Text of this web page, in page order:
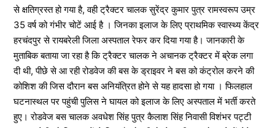
से क्षतिग्रस्त हो गया है, वही ट्रैक्टर चालक सुरेंद्र कुमार पुत्र रामस्वरूप उम्र
35 वर्ष को गंभीर चोटें आई है । जिनका इलाज के लिए प्राथमिक स्वास्थ्य केंद्र
हरचंदपुर से रायबरेली जिला अस्पताल रेफर कर दिया गया है। जानकारी के
मुताबिक बताया जा रहा है कि ट्रैक्टर चालक ने अचानक ट्रैक्टर में ब्रेक लगा
दी थी, पीछे से आ रही रोडवेज की बस के ड्राइवर ने बस को कंट्रोल करने की
कोशिश की जिस दौरान बस अनियंत्रित होने से यह हादसा हो गया । फिलहाल
घटनास्थल पर पहुंची पुलिस ने घायल को इलाज के लिए अस्पताल में भर्ती करते
हुए। रोडवेज बस चालक अवधेश सिंह पुत्र कैलाश सिंह निवासी विशंभर पट्टी